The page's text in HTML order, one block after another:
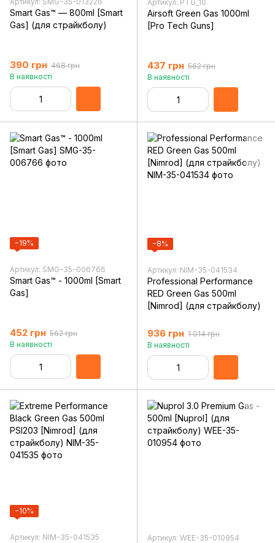
Smart Gas™ — 800ml [Smart
Gas] (для страйкболу)
390 грн 468 грн
В наявності
Артикул: PTG_10
Airsoft Green Gas 1000ml
[Pro Tech Guns]
437 грн 562 грн
В наявності
−19%
Артикул: SMG-35-006766
Smart Gas™ - 1000ml [Smart
Gas]
452 грн 562 грн
В наявності
−8%
Артикул: NIM-35-041534
Professional Performance
RED Green Gas 500ml
[Nimrod] (для страйкболу)
936 грн 1 014 грн
В наявності
−10%
Артикул: NIM-35-041535 Артикул: WEE-35-010954